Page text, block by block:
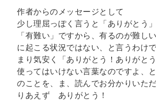
作者からのメッセージとして
少し理屈っぽく言うと「ありがとう
「有難い」ですから、有るのが難し
に起こる状況ではない、と言うわけ
まり気安く「ありがとう！ありがと
使ってはいけない言葉なのですよ、
のことを、ま、読んでお分かりいた
りあえず ありがとう！